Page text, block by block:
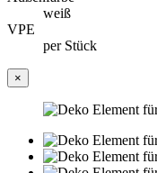
weiß
VPE
per Stück
×